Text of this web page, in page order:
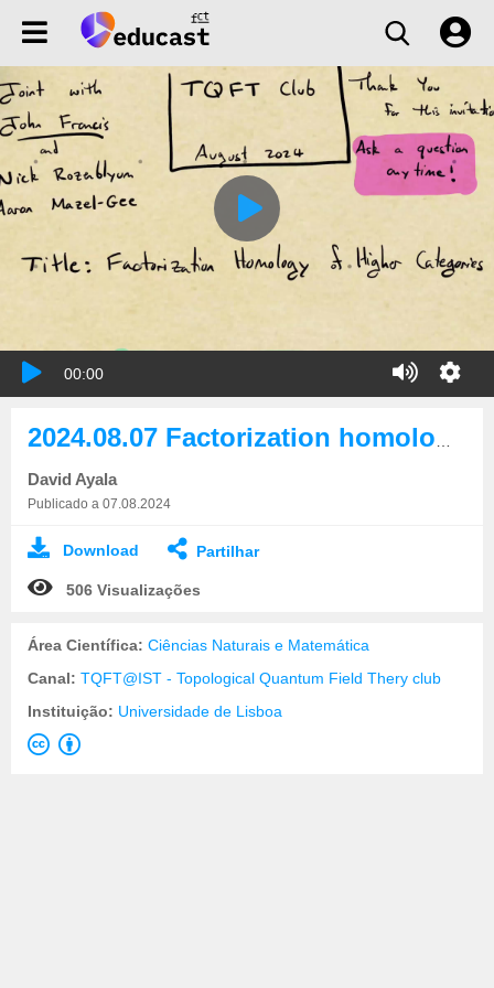
00:00
David Ayala
Publicado a 07.08.2024
Download Partilhar
506 Visualizações
Área Científica: Ciências Naturais e Matemática
Canal: TQFT@IST - Topological Quantum Field Thery club
Instituição: Universidade de Lisboa